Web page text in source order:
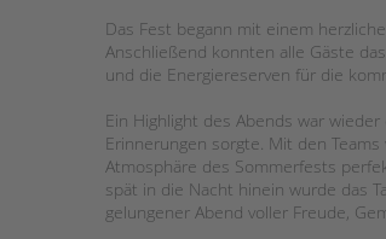
Kollegs
EFöB
Tagesgruppen
Das Fest begann mit einem
Anschließend konnten alle Gäste
und die Energiereserven für die
Ein Highlight des Abends war
Erinnerungen sorgte. Mit den
Atmosphäre des Sommerfests
spät in die Nacht hinein wurde das
gelungener Abend voller Freude,